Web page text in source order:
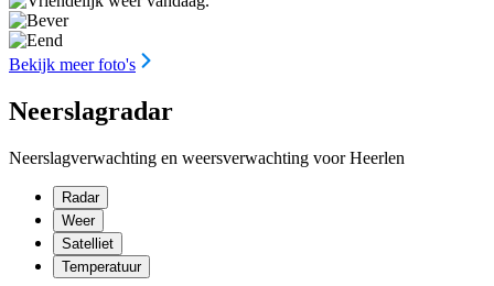
Bekijk meer foto's
Neerslagradar
Neerslagverwachting en weersverwachting voor Heerlen
Radar
Weer
Satelliet
Temperatuur